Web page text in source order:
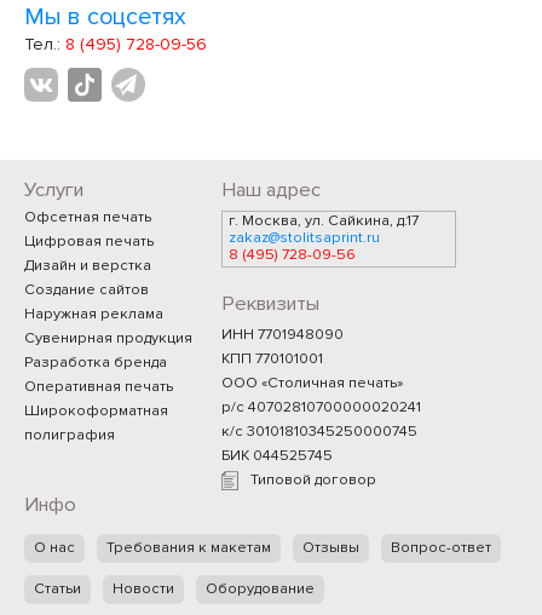
Мы в соцсетях
Тел.: 8 (495) 728-09-56
Услуги
Офсетная печать
Цифровая печать
Дизайн и верстка
Создание сайтов
Наружная реклама
Сувенирная продукция
Разработка бренда
Оперативная печать
Широкоформатная
полиграфия
Наш адрес
г. Москва, ул. Сайкина, д.17
zakaz@stolitsaprint.ru
8 (495) 728-09-56
Реквизиты
ИНН 7701948090
КПП 770101001
ООО «Столичная печать»
р/с 40702810700000020241
к/с 30101810345250000745
БИК 044525745
Типовой договор
Инфо
О нас Требования к макетам Отзывы Вопрос-ответ
Статьи Новости Оборудование